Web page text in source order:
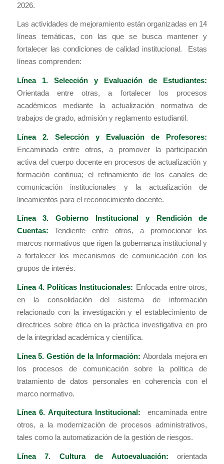
2026.
Las actividades de mejoramiento están organizadas en 14
líneas temáticas, con las que se busca mantener y
fortalecer las condiciones de calidad institucional. Estas
líneas comprenden:
Línea 1. Selección y Evaluación de Estudiantes:
Orientada entre otras, a fortalecer los procesos
académicos mediante la actualización normativa de
trabajos de grado, admisión y reglamento estudiantil.
Línea 2. Selección y Evaluación de Profesores:
Encaminada entre otros, a promover la participación
activa del cuerpo docente en procesos de actualización y
formación continua; el refinamiento de los canales de
comunicación institucionales y la actualización de
lineamientos para el reconocimiento docente.
Línea 3. Gobierno Institucional y Rendición de
Cuentas:Tendiente entre otros, a promocionar los
marcos normativos que rigen la gobernanza institucional y
a fortalecer los mecanismos de comunicación con los
grupos de interés.
Línea 4. Políticas Institucionales: Enfocada entre otros,
en la consolidación del sistema de información
relacionado con la investigación y el establecimiento de
directrices sobre ética en la práctica investigativa en pro
de la integridad académica y científica.
Línea 5. Gestión de la Información: Abordala mejora en
los procesos de comunicación sobre la política de
tratamiento de datos personales en coherencia con el
marco normativo.
Línea 6. Arquitectura Institucional: encaminada entre
otros, a la modernización de procesos administrativos,
tales como la automatización de la gestión de riesgos.
Línea 7. Cultura de Autoevaluación:orientada